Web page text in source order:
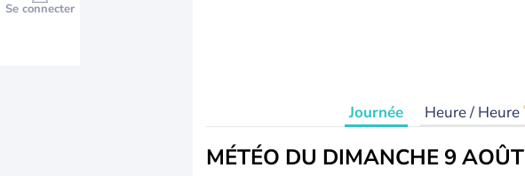
Se connecter
Journée Heure / Heure
MÉTÉO DU DIMANCHE 9 AOÛT